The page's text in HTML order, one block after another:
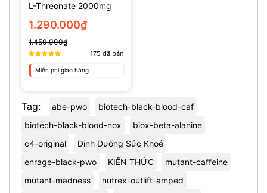
L-Threonate 2000mg
(135 Viên)
1.290.000₫
1.450.000₫
175 đã bán
Miễn phí giao hàng
Tag: abe-pwo
biotech-black-blood-caf
biotech-black-blood-nox
biox-beta-alanine
c4-original
Dinh Dưỡng Sức Khoẻ
enrage-black-pwo
KIẾN THỨC
mutant-caffeine
mutant-madness
nutrex-outlift-amped